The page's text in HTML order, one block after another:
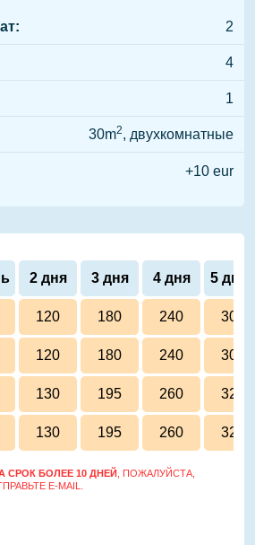
2
4
1
30m2, двухкомнатные
+10 eur
2 дня 3 дня 4 дня 5
120 180 240 300
120 180 240 300
130 195 260 325
130 195 260 325
СРОК БОЛЕЕ 10 ДНЕЙ , ПОЖАЛУЙСТА,
E-MAIL.